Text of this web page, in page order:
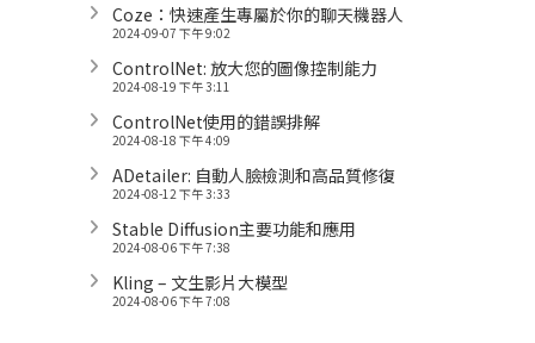
Coze：快速產生專屬於你的聊天機器人
2024-09-07 下午 9:02
ControlNet: 放大您的圖像控制能力
2024-08-19 下午 3:11
ControlNet使用的錯誤排解
2024-08-18 下午 4:09
ADetailer: 自動人臉檢測和高品質修復
2024-08-12 下午 3:33
Stable Diffusion主要功能和應用
2024-08-06 下午 7:38
Kling – 文生影片大模型
2024-08-06 下午 7:08